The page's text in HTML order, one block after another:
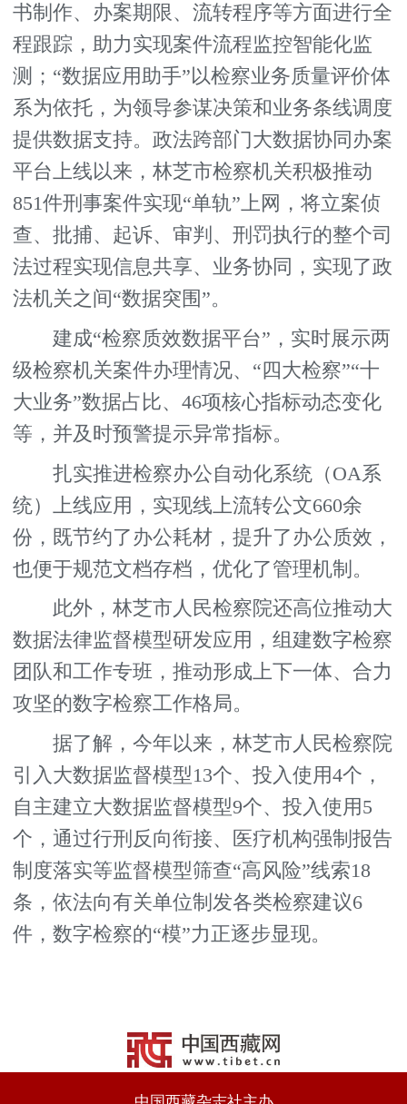
书制作、办案期限、流转程序等方面进行全
程跟踪，助力实现案件流程监控智能化监
测；“数据应用助手”以检察业务质量评价体
系为依托，为领导参谋决策和业务条线调度
提供数据支持。政法跨部门大数据协同办案
平台上线以来，林芝市检察机关积极推动
851件刑事案件实现“单轨”上网，将立案侦
查、批捕、起诉、审判、刑罚执行的整个司
法过程实现信息共享、业务协同，实现了政
法机关之间“数据突围”。
建成“检察质效数据平台”，实时展示两
级检察机关案件办理情况、“四大检察”“十
大业务”数据占比、46项核心指标动态变化
等，并及时预警提示异常指标。
扎实推进检察办公自动化系统（OA系
统）上线应用，实现线上流转公文660余
份，既节约了办公耗材，提升了办公质效，
也便于规范文档存档，优化了管理机制。
此外，林芝市人民检察院还高位推动大
数据法律监督模型研发应用，组建数字检察
团队和工作专班，推动形成上下一体、合力
攻坚的数字检察工作格局。
据了解，今年以来，林芝市人民检察院
引入大数据监督模型13个、投入使用4个，
自主建立大数据监督模型9个、投入使用5
个，通过行刑反向衔接、医疗机构强制报告
制度落实等监督模型筛查“高风险”线索18
条，依法向有关单位制发各类检察建议6
件，数字检察的“模”力正逐步显现。